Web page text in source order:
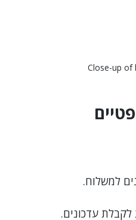
Close-up of
למשלוח.
עדכונים.